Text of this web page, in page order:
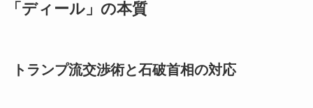
「ディール」の本質
トランプ流交渉術と石破首相の対応